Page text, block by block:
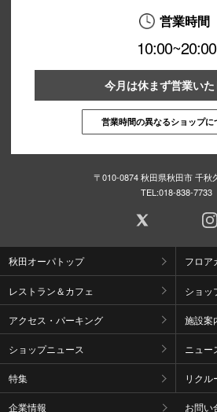
営業時間
10:00~20:00
今月は休まず営業い
営業時間の異なるショップに
〒010-0874 秋田県秋田市 千秋
TEL:018-838-7733
秋田オーパトップ フロア
レストラン＆カフェ ショッ
アクセス・パーキング 施設案
ショップニュース ニュー
特集 リクル
企業情報 お問い